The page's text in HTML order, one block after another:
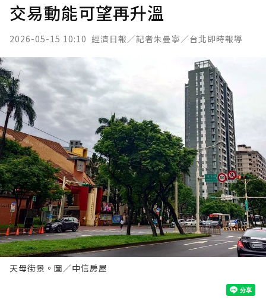
交易動能可望再升溫
2026-05-15 10:10 經濟日報／記者朱曼寧／台北即時報導
天母街景。圖／中信房屋